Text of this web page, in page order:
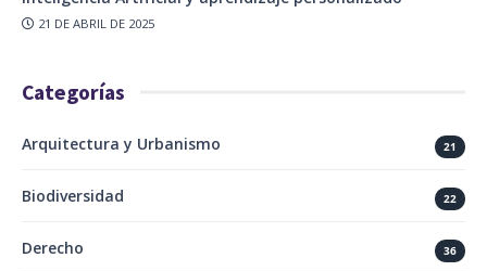
21 DE ABRIL DE 2025
Categorías
Arquitectura y Urbanismo 21
Biodiversidad 22
Derecho 36